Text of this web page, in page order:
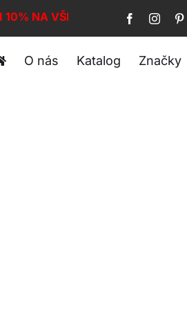
10% NA VŠE!
O nás Katalog Značky